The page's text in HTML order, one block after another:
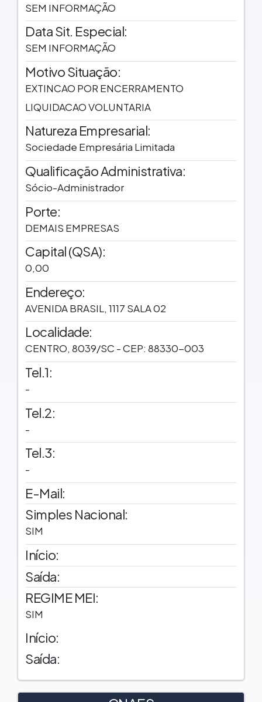
SEM INFORMAÇÃO
Data Sit. Especial:
SEM INFORMAÇÃO
Motivo Situação:
EXTINCAO POR ENCERRAMENTO
LIQUIDACAO VOLUNTARIA
Natureza Empresarial:
Sociedade Empresária Limitada
Qualificação Administrativa:
Sócio-Administrador
Porte:
DEMAIS EMPRESAS
Capital (QSA):
0,00
Endereço:
AVENIDA BRASIL, 1117 SALA 02
Localidade:
CENTRO, 8039/SC - CEP: 88330-003
Tel.1:
-
Tel.2:
-
Tel.3:
-
E-Mail:
Simples Nacional:
SIM
Início:
Saída:
REGIME MEI:
SIM
Início:
Saída: